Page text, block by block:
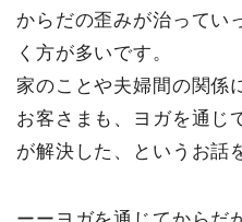
からだの歪みが治ってい
く方が多いです。
家のことや夫婦間の関係
お客さまも、ヨガを通じ
が解決した、というお話